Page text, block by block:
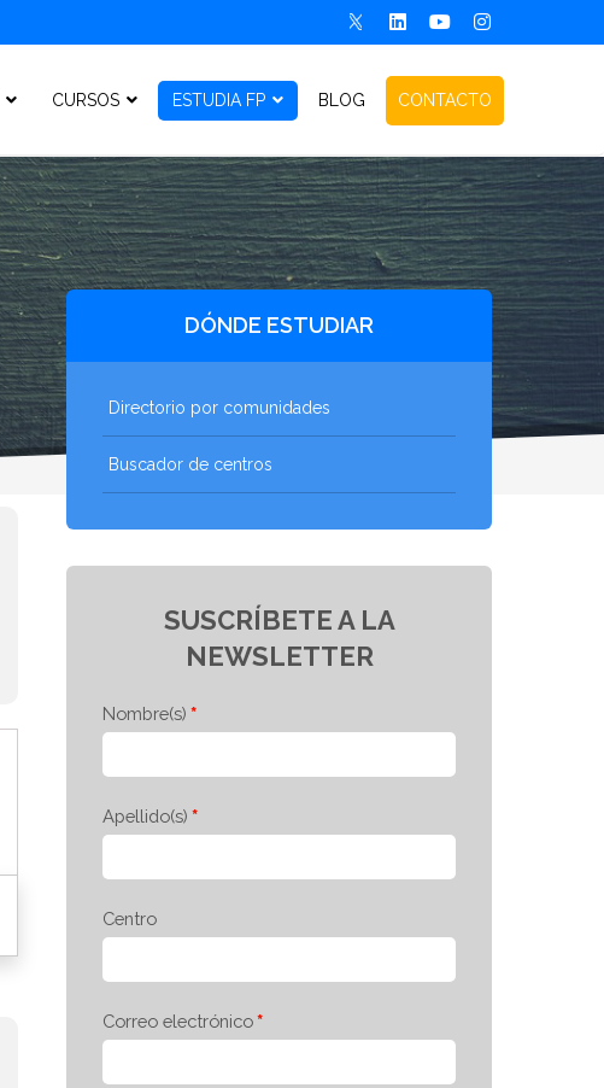
CURSOS ESTUDIA FP BLOG CONTACTO
DÓNDE ESTUDIAR
Directorio por comunidades
Buscador de centros
SUSCRÍBETE A LA
NEWSLETTER
Nombre(s)
Apellido(s)
Centro
Correo electrónico